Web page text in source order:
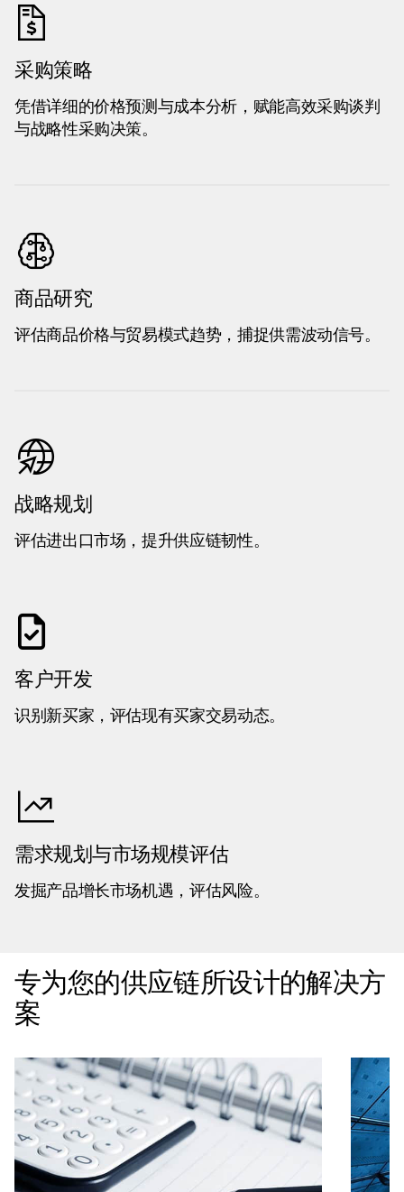
采购策略
凭借详细的价格预测与成本分析，赋能高效采购谈判
与战略性采购决策。
商品研究
评估商品价格与贸易模式趋势，捕捉供需波动信号。
战略规划
评估进出口市场，提升供应链韧性。
客户开发
识别新买家，评估现有买家交易动态。
需求规划与市场规模评估
发掘产品增长市场机遇，评估风险。
专为您的供应链所设计的解决方
案